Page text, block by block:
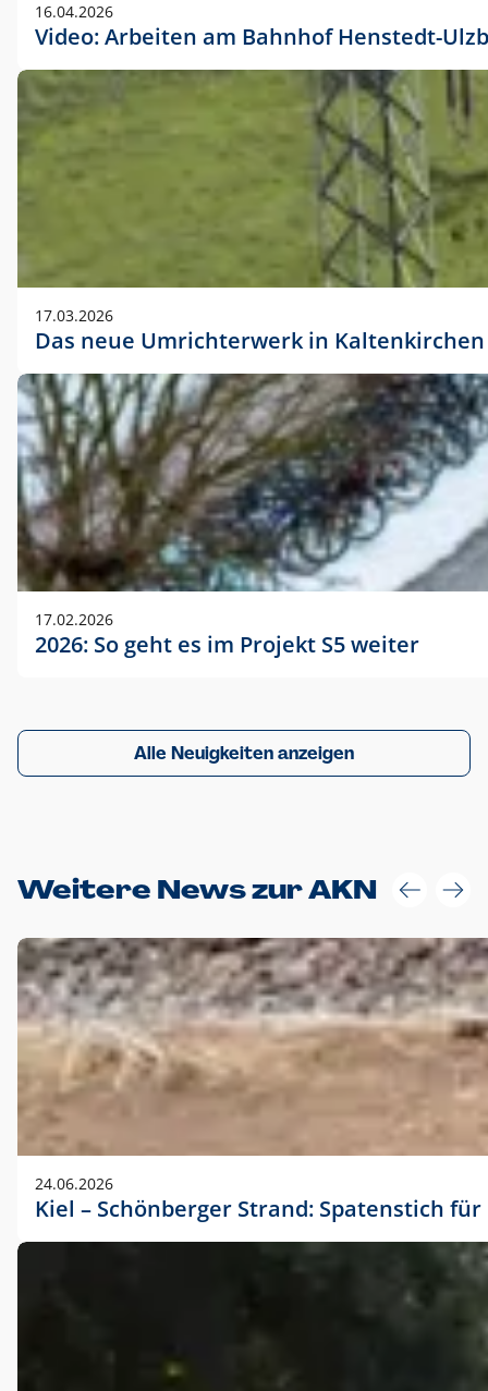
16.04.2026
Video: Arbeiten am Bahnhof Henstedt-
17.03.2026
Das neue Umrichterwerk in Kaltenkirchen
17.02.2026
2026: So geht es im Projekt S5 weiter
Alle Neuigkeiten anzeigen
Weitere News zur AKN
24.06.2026
Kiel – Schönberger Strand: Spatenstich